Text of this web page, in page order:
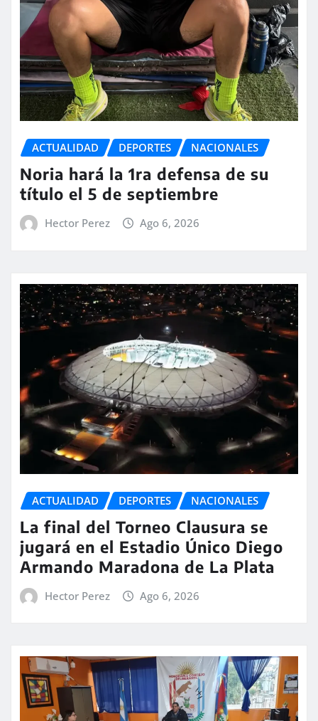
ACTUALIDAD DEPORTES NACIONALES
Noria hará la 1ra defensa de su
título el 5 de septiembre
Hector Perez Ago 6, 2026
ACTUALIDAD DEPORTES NACIONALES
La final del Torneo Clausura se
jugará en el Estadio Único Diego
Armando Maradona de La Plata
Hector Perez Ago 6, 2026